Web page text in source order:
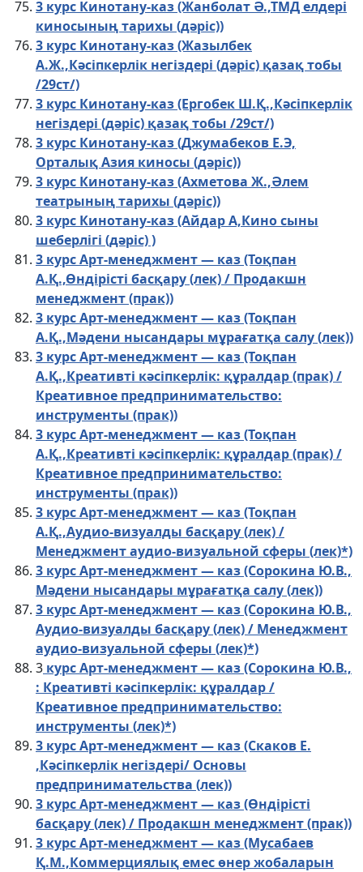
3 курс Кинотану-каз (Жанболат Ә.,ТМД елдері
киносының тарихы (дәріс))
3 курс Кинотану-каз (Жазылбек
А.Ж.,Кәсіпкерлік негіздері (дәріс) қазақ тобы
/29ст/)
3 курс Кинотану-каз (Ергобек Ш.Қ.,Кәсіпкерлік
негіздері (дәріс) қазақ тобы /29ст/)
3 курс Кинотану-каз (Джумабеков Е.Э,
Орталық Азия киносы (дәріс))
3 курс Кинотану-каз (Ахметова Ж.,Әлем
театрының тарихы (дәріс))
3 курс Кинотану-каз (Айдар А,Кино сыны
шеберлігі (дәріс) )
3 курс Арт-менеджмент — каз (Тоқпан
А.Қ.,Өндірісті басқару (лек) / Продакшн
менеджмент (прак))
3 курс Арт-менеджмент — каз (Тоқпан
А.Қ.,Мәдени нысандары мұрағатқа салу (лек))
3 курс Арт-менеджмент — каз (Тоқпан
А.Қ.,Креативті кәсіпкерлік: құралдар (прак) /
Креативное предпринимательство:
инструменты (прак))
3 курс Арт-менеджмент — каз (Тоқпан
А.Қ.,Креативті кәсіпкерлік: құралдар (прак) /
Креативное предпринимательство:
инструменты (прак))
3 курс Арт-менеджмент — каз (Тоқпан
А.Қ.,Аудио-визуалды басқару (лек) /
Менеджмент аудио-визуальной сферы (лек)*)
3 курс Арт-менеджмент — каз (Сорокина Ю.В.,
Мәдени нысандары мұрағатқа салу (лек))
3 курс Арт-менеджмент — каз (Сорокина Ю.В.,
Аудио-визуалды басқару (лек) / Менеджмент
аудио-визуальной сферы (лек)*)
3 курс Арт-менеджмент — каз (Сорокина Ю.В.,
: Креативті кәсіпкерлік: құралдар /
Креативное предпринимательство:
инструменты (лек)*)
3 курс Арт-менеджмент — каз (Скаков Е.
,Кәсіпкерлік негіздері/ Основы
предпринимательства (лек))
3 курс Арт-менеджмент — каз (Өндірісті
басқару (лек) / Продакшн менеджмент (прак))
3 курс Арт-менеджмент — каз (Мусабаев
Қ.М.,Коммерциялық емес өнер жобаларын